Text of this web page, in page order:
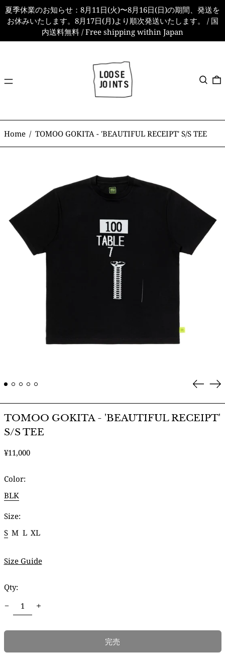
夏季休業のお知らせ：8月11日(火)〜8月16日(日)の期間、発送を
お休みいたします。8月17日(月)より順次発送いたします。 / 国
内送料無料 / Free shipping within Japan
メ
検索
Home / TOMOO GOKITA - 'BEAUTIFUL RECEIPT' S/S TEE
Prev
TOMOO GOKITA - 'BEAUTIFUL RECEIPT'
S/S TEE
通
価
格
¥11,000
Color:
BLK
Size:
S M L XL
Size Guide
Qty:
完売